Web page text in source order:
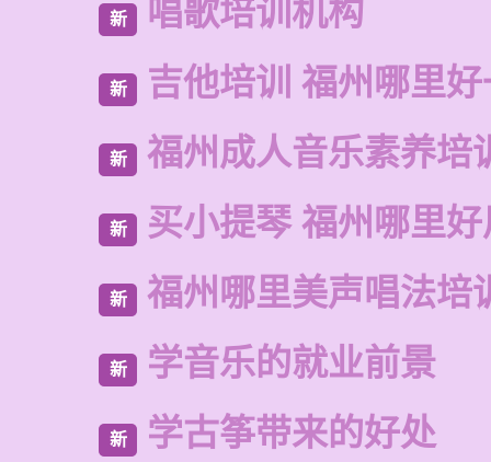
新 唱歌培训机构
新 吉他培训 福州哪里
新 福州成人音乐素养培
新 买小提琴 福州哪里好
新 福州哪里美声唱法培
新 学音乐的就业前景
新 学古筝带来的好处